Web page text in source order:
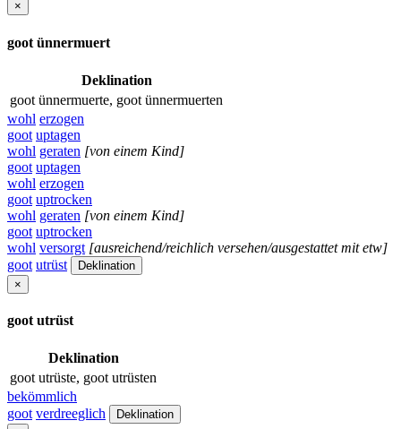
×
goot ünnermuert
Deklination
goot ünnermuerte, goot ünnermuerten
wohl erzogen
goot uptagen
wohl geraten [von einem Kind]
goot uptagen
wohl erzogen
goot uptrocken
wohl geraten [von einem Kind]
goot uptrocken
wohl versorgt [ausreichend/reichlich versehen/ausgestattet mit etw]
goot utrüst
Deklination
×
goot utrüst
Deklination
goot utrüste, goot utrüsten
bekömmlich
goot verdreeglich
Deklination